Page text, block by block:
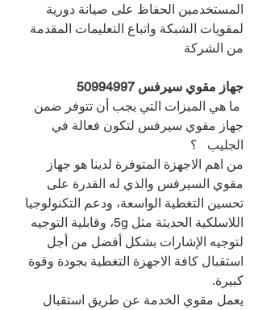
المستخدمين الحفاظ على صيانة دورية
لمقويات الشبكة واتباع التعليمات المقدمة
من الشركة
جهاز مقوي سيرفس 50994997
ما هي الميزات التي يجب أن تتوفر ضمن
جهاز مقوي سيرفس لتكون فعالة في
الجليب   ؟
من اهم الاجهزة المتوفرة لدينا هو جهاز
مقوي السيرفس والذي له القدرة على
تحسين التغطية الواسعة، ودعم التكنولوجيا
اللاسلكية الحديثة مثل 5g، وقابلية التوجيه
لتوجيه الإشارات بشكل أفضل من أجل
استقبال كافة الاجهزة التغطية بجودة وقوة
كبيرة.
يعمل مقوي الخدمة عن طريق استقبال